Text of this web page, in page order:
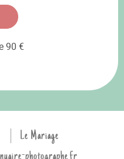
90 €
Le Mariage